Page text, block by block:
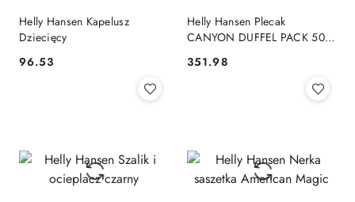
Helly Hansen Kapelusz
Dziecięcy
Cena:
96.53
Helly Hansen Plecak
CANYON DUFFEL PACK 50l
Cena:
351.98